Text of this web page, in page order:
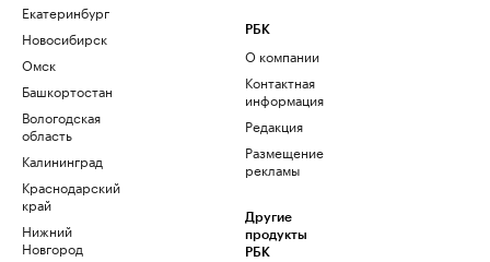
Екатеринбург
Новосибирск
Омск
Башкортостан
Вологодская
область
Калининград
Краснодарский
край
Нижний
Новгород
РБК
О компании
Контактная
информация
Редакция
Размещение
рекламы
Другие
продукты
РБК